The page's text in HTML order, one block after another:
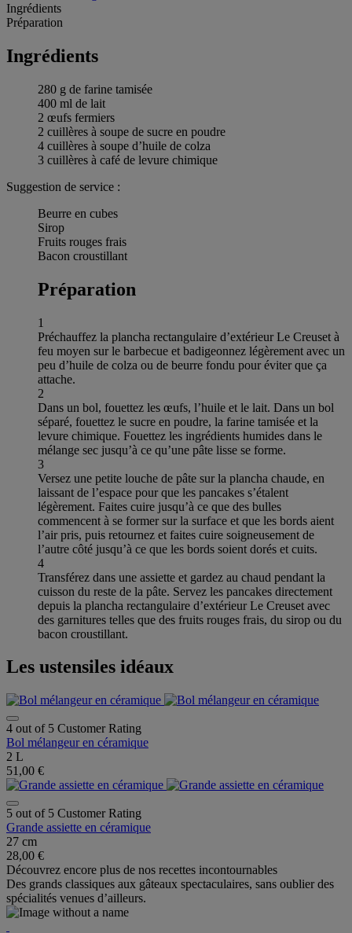
Ingrédients
Préparation
Ingrédients
280 g de farine tamisée
400 ml de lait
2 œufs fermiers
2 cuillères à soupe de sucre en poudre
4 cuillères à soupe d’huile de colza
3 cuillères à café de levure chimique
Suggestion de service :
Beurre en cubes
Sirop
Fruits rouges frais
Bacon croustillant
Préparation
1
Préchauffez la plancha rectangulaire d’extérieur Le Creuset à
feu moyen sur le barbecue et badigeonnez légèrement avec un
peu d’huile de colza ou de beurre fondu pour éviter que ça
attache.
2
Dans un bol, fouettez les œufs, l’huile et le lait. Dans un bol
séparé, fouettez le sucre en poudre, la farine tamisée et la
levure chimique. Fouettez les ingrédients humides dans le
mélange sec jusqu’à ce qu’une pâte lisse se forme.
3
Versez une petite louche de pâte sur la plancha chaude, en
laissant de l’espace pour que les pancakes s’étalent
légèrement. Faites cuire jusqu’à ce que des bulles
commencent à se former sur la surface et que les bords aient
l’air pris, puis retournez et faites cuire soigneusement de
l’autre côté jusqu’à ce que les bords soient dorés et cuits.
4
Transférez dans une assiette et gardez au chaud pendant la
cuisson du reste de la pâte. Servez les pancakes directement
depuis la plancha rectangulaire d’extérieur Le Creuset avec
des garnitures telles que des fruits rouges frais, du sirop ou du
bacon croustillant.
Les ustensiles idéaux
4 out of 5 Customer Rating
Bol mélangeur en céramique
2 L
51,00 €
5 out of 5 Customer Rating
Grande assiette en céramique
27 cm
28,00 €
Découvrez encore plus de nos recettes incontournables
Des grands classiques aux gâteaux spectaculaires, sans oublier des
spécialités venues d’ailleurs.